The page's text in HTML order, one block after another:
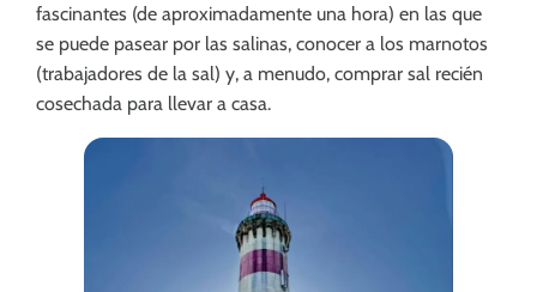
fascinantes (de aproximadamente una hora) en las que
se puede pasear por las salinas, conocer a los marnotos
(trabajadores de la sal) y, a menudo, comprar sal recién
cosechada para llevar a casa.